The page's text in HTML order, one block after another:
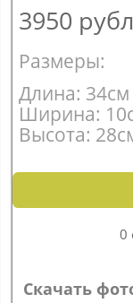
3950
Размеры:
Длина: 34см
Ширина:
Высота:
0
Скачать